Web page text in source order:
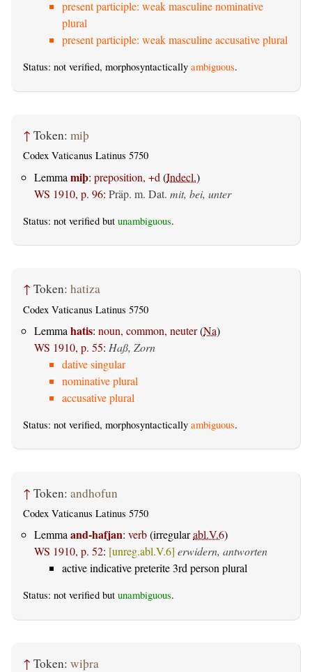
present participle: weak masculine nominative
plural
present participle: weak masculine accusative plural
Status: not verified, morphosyntactically ambiguous.
↑ Token: miþ
Codex Vaticanus Latinus 5750
Lemma miþ: preposition, +d (Indecl.)
WS 1910, p. 96: Präp. m. Dat. mit, bei, unter
Status: not verified but unambiguous.
↑ Token: hatiza
Codex Vaticanus Latinus 5750
Lemma hatis: noun, common, neuter(Na)
WS 1910, p. 55: Haß, Zorn
dative singular
nominative plural
accusative plural
Status: not verified, morphosyntactically ambiguous.
↑ Token: andhofun
Codex Vaticanus Latinus 5750
Lemmaand-hafjan: verb(irregularabl.V.6)
WS 1910, p. 52: [unreg.abl.V.6] erwidern, antworten
active indicative preterite 3rd person plural
Status: not verified but unambiguous.
↑ Token: wiþra